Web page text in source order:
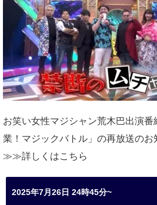
お笑い女性マジシャン荒木巴出演番
業！マジックバトル」の再放送のお
≫≫詳しくはこちら
2025年7月26日 24時45分~